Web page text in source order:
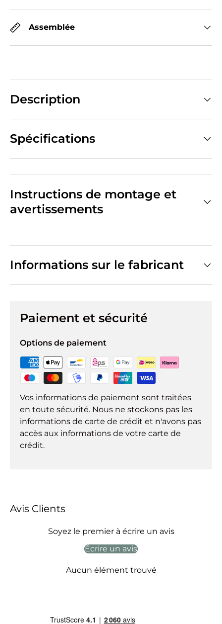
Assemblée
Description
Spécifications
Instructions de montage et
avertissements
Informations sur le fabricant
Paiement et sécurité
Options de paiement
Vos informations de paiement sont traitées
en toute sécurité. Nous ne stockons pas les
informations de carte de crédit et n'avons pas
accès aux informations de votre carte de
crédit.
Avis Clients
Soyez le premier à écrire un avis
Écrire un avis
Aucun élément trouvé